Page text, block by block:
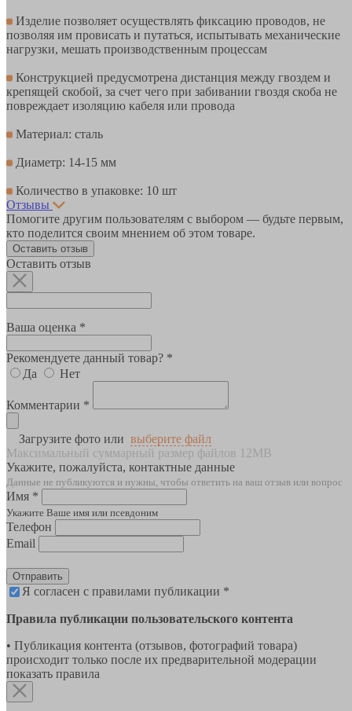
Изделие позволяет осуществлять фиксацию проводов, не
позволяя им провисать и путаться, испытывать механические
нагрузки, мешать производственным процессам
Конструкцией предусмотрена дистанция между гвоздем и
крепящей скобой, за счет чего при забивании гвоздя скоба не
повреждает изоляцию кабеля или провода
Материал: сталь
Диаметр: 14-15 мм
Количество в упаковке: 10 шт
Отзывы
Помогите другим пользователям с выбором — будьте первым,
кто поделится своим мнением об этом товаре.
Оставить отзыв
Оставить отзыв
Ваша оценка *
Рекомендуете данный товар? *
Да
Нет
Комментарии *
Загрузите фото или выберите файл
Максимальный суммарный размер файлов 12MB
Укажите, пожалуйста, контактные данные
Данные не публикуются и нужны, чтобы ответить на ваш отзыв или вопрос
Имя *
Укажите Ваше имя или псевдоним
Телефон
Email
Отправить
Я согласен с правилами публикации *
Правила публикации пользовательского контента
• Публикация контента (отзывов, фотографий товара)
происходит только после их предварительной модерации
показать правила